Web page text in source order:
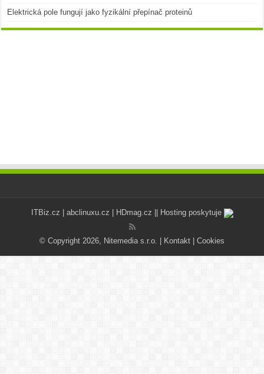
Elektrická pole fungují jako fyzikální přepínač proteinů
ITBiz.cz abclinuxu.cz HDmag.cz || Hosting poskytuje
© Copyright 2026, Nitemedia s.r.o. | Kontakt Cookies